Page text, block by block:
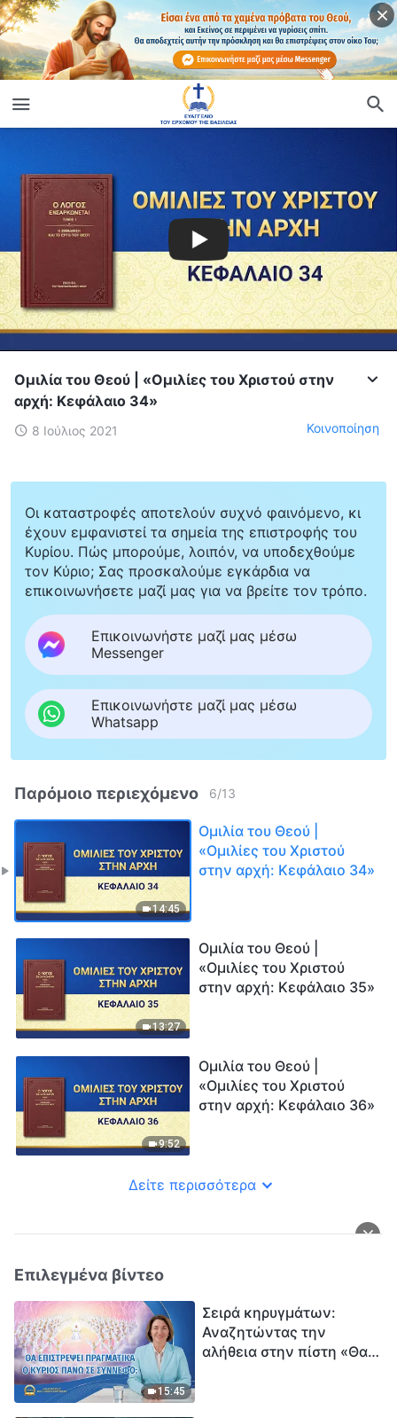
Ομιλία του Θεού | «Ομιλίες του Χριστού στην
αρχή: Κεφάλαιο 34»
8 Ιούλιος 2021 Κοινοποίηση
Οι καταστροφές αποτελούν συχνό φαινόμενο, κι
έχουν εμφανιστεί τα σημεία της επιστροφής του
Κυρίου. Πώς μπορούμε, λοιπόν, να υποδεχθούμε
τον Κύριο; Σας προσκαλούμε εγκάρδια να
επικοινωνήσετε μαζί μας για να βρείτε τον τρόπο.
Επικοινωνήστε μαζί μας μέσω
Messenger
Επικοινωνήστε μαζί μας μέσω
Whatsapp
Παρόμοιο περιεχόμενο 6/13
14:45
Ομιλία του Θεού |
«Ομιλίες του Χριστού
στην αρχή: Κεφάλαιο 34»
13:27
Ομιλία του Θεού |
«Ομιλίες του Χριστού
στην αρχή: Κεφάλαιο 35»
9:52
Ομιλία του Θεού |
«Ομιλίες του Χριστού
στην αρχή: Κεφάλαιο 36»
Δείτε περισσότερα
Επιλεγμένα βίντεο
15:45
Σειρά κηρυγμάτων:
Αναζητώντας την
αλήθεια στην πίστη «Θα